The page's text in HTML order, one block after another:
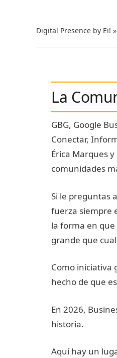
Digital Presence by Ei! »
La
GBG, Google
Conectar,
Érica Marques
comunidades
Si le preguntas
fuerza siempre
la forma en
grande que
Como iniciativa
hecho de que
En 2026,
historia.
Aquí hay un